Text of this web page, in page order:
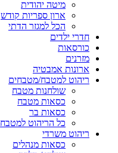
מיטה יהודית
ארון ספריות קודש
הכל למגזר הדתי
חדרי ילדים
כורסאות
מזרנים
ארונות אמבטיה
ריהוט למטבח/מטבחים
שולחנות מטבח
כסאות מטבח
כסאות בר
כל הריהוט למטבח
ריהוט משרדי
כסאות מנהלים